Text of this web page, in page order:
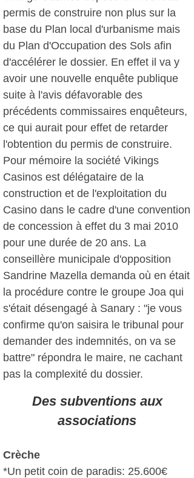
permis de construire non plus sur la
base du Plan local d'urbanisme mais
du Plan d'Occupation des Sols afin
d'accélérer le dossier. En effet il va y
avoir une nouvelle enquête publique
suite à l'avis défavorable des
précédents commissaires enquêteurs,
ce qui aurait pour effet de retarder
l'obtention du permis de construire.
Pour mémoire la société Vikings
Casinos est délégataire de la
construction et de l'exploitation du
Casino dans le cadre d'une convention
de concession à effet du 3 mai 2010
pour une durée de 20 ans. La
conseillère municipale d'opposition
Sandrine Mazella demanda où en était
la procédure contre le groupe Joa qui
s'était désengagé à Sanary : "je vous
confirme qu'on saisira le tribunal pour
demander des indemnités, on va se
battre" répondra le maire, ne cachant
pas la complexité du dossier.
Des subventions aux
associations
Crèche
*Un petit coin de paradis: 25.600€